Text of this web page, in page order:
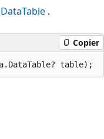
DataTable .
Copier
table);